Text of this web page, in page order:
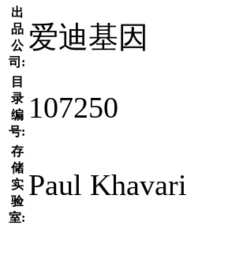
出
品
公
司:
爱迪基因
目
录
编
号:
107250
存
储
实
验
室:
Paul Khavari